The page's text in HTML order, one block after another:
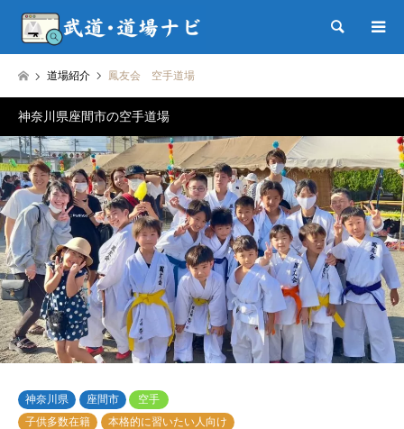
検索
道場紹介 鳳友会 空手道場
神奈川県座間市の空手道場
神奈川県 座間市
空手
子供多数在籍
本格的に習いたい人向け